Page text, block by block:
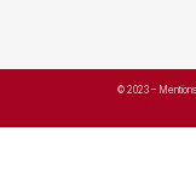
© 2023 –